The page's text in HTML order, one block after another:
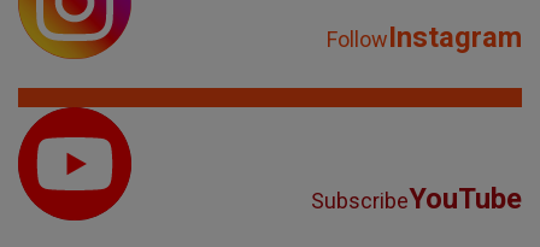
FollowInstagram
SubscribeYouTube